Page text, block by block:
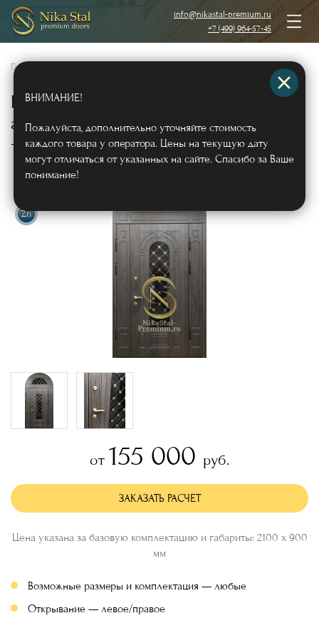
info@nikastal-premium.ru
+7 (499) 964-57-45
Главная Двери с отделкой МДФ
Полуторная дверь «термо» МДФ с
арочной фрамугой (кованые решетки
+ стекло)Арт544
Zn
от 155 000 руб.
ЗАКАЗАТЬ РАСЧЕТ
Цена указана за базовую комплектацию и габариты: 2100 х 900
мм
Возможные размеры и комплектация — любые
Открывание — левое/правое
ВНИМАНИЕ!
Пожалуйста, дополнительно уточняйте стоимость
каждого товара у оператора. Цены на текущую дату
могут отличаться от указанных на сайте. Спасибо за Ваше
понимание!